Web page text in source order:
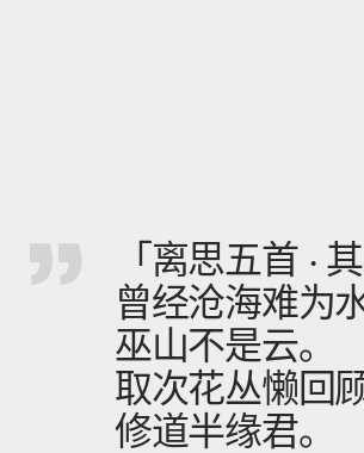
「离思五首 · 其
曾经沧海难为
巫山不是云。
取次花丛懒回
修道半缘君。